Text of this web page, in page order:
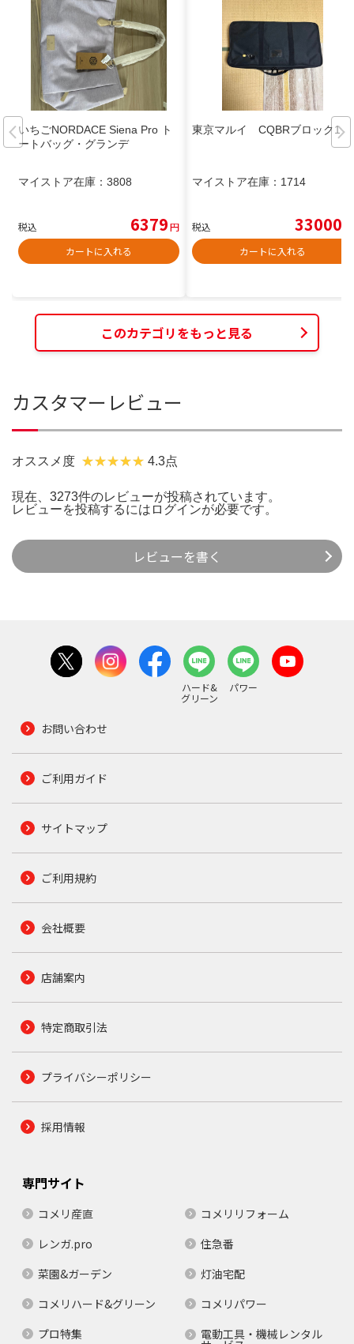
いちごNORDACE Siena Pro ト
ートバッグ・グランデ
マイストア在庫： 3808
税込 6379円
カートに入れる
東京マルイ CQBRブロック1
マイストア在庫： 1714
税込 33000
カートに入れる
このカテゴリをもっと見る
カスタマーレビュー
オススメ度 4.3点
現在、3273件のレビューが投稿されています。
レビューを投稿するには ログインが必要です。
レビューを書く
ハード&
グリーン
パワー
お問い合わせ
ご利用ガイド
サイトマップ
ご利用規約
会社概要
店舗案内
特定商取引法
プライバシーポリシー
採用情報
専門サイト
コメリ産直
コメリリフォーム
レンガ.pro
住急番
菜園&ガーデン
灯油宅配
コメリハード&グリーン
コメリパワー
プロ特集
電動工具・機械レンタル